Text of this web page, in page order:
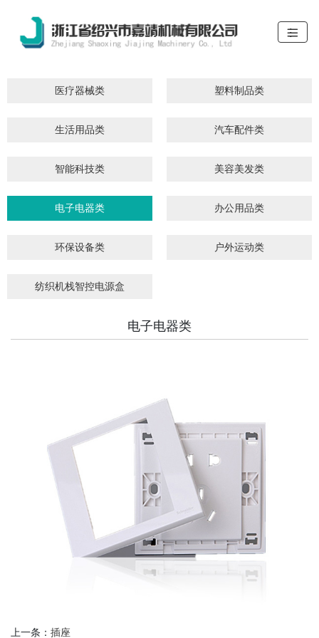
医疗器械类 塑料制品类
生活用品类 汽车配件类
智能科技类 美容美发类
电子电器类 办公用品类
环保设备类 户外运动类
纺织机栈智控电源盒
电子电器类
上一条： 插座